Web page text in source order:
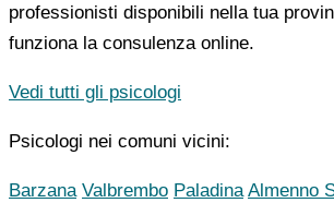
professionisti disponibili nella tua
funziona la consulenza online.
Vedi tutti gli psicologi
Psicologi nei comuni vicini:
Barzana Valbrembo Paladina Almenno